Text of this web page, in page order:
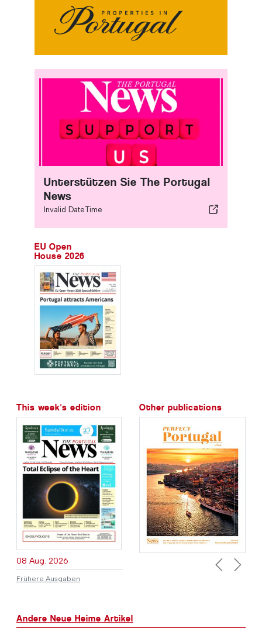
Unterstützen Sie The Portugal
News
Invalid DateTime
EU Open
House 2026
This week's edition
08 Aug. 2026
Frühere Ausgaben
Other publications
Previous
Next
Andere Neue Heime Artikel